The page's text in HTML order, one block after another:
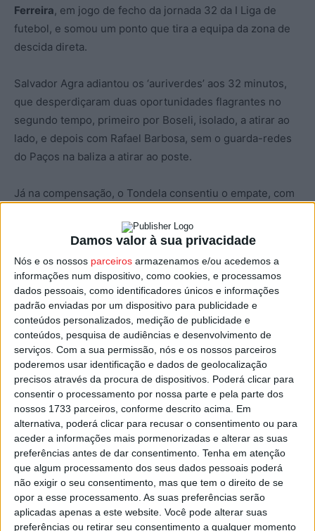
Damos valor à sua privacidade
Nós e os nossos parceiros armazenamos e/ou acedemos a
informações num dispositivo, como cookies, e processamos
dados pessoais, como identificadores únicos e informações
padrão enviadas por um dispositivo para publicidade e
conteúdos personalizados, medição de publicidade e
conteúdos, pesquisa de audiências e desenvolvimento de
serviços. Com a sua permissão, nós e os nossos parceiros
poderemos usar identificação e dados de geolocalização
precisos através da procura de dispositivos. Poderá clicar para
consentir o processamento por nossa parte e pela parte dos
nossos 1733 parceiros, conforme descrito acima. Em
alternativa, poderá clicar para recusar o consentimento ou para
aceder a informações mais pormenorizadas e alterar as suas
preferências antes de dar consentimento. Tenha em atenção
que algum processamento dos seus dados pessoais poderá
não exigir o seu consentimento, mas que tem o direito de se
opor a esse processamento. As suas preferências serão
aplicadas apenas a este website. Você pode alterar suas
preferências ou retirar seu consentimento a qualquer momento
Ferreira, em jogo de fecho da jornada 32 da I Liga de
futebol, e somou um ponto que tira a equipa da zona de
descida direta.
Salvador Agra adiantou os ‘auriverdes’ aos 32 minutos,
que desperdiçaram duas oportunidades flagrantes no
segundo tempo, primeiro por Boseli, isolado, a atirar ao
lado, e depois com Rafael Barbosa, sem o guarda-redes
do Paços na baliza a atirar ao poste.
Já na compensação, o Tondela consentiu o empate, com
Os beirões somam agora 27 pontos, mais um que o
Moreirense e mais dois que a Belenenses SAD, menos
três pontos que o Arouca e menos cinco que o Vizela.
São estas as equipas que, matematicamente, ainda não
estão a salvo da descida.
Tondela que agora tem dois jogos pela frente para tentar
evitar a despromoção, ou, no mínimo, manter a atual
posição que dá direito a jogar o ‘play-off’ pela
manutenção.
Nas duas derradeiras jornadas, o Tondela joga em
Barcelos, frente ao Gil Vicente e recebe no último jogo o
Boavista.
Esta e outras notícias para ouvir na Estação Diária – 96.8